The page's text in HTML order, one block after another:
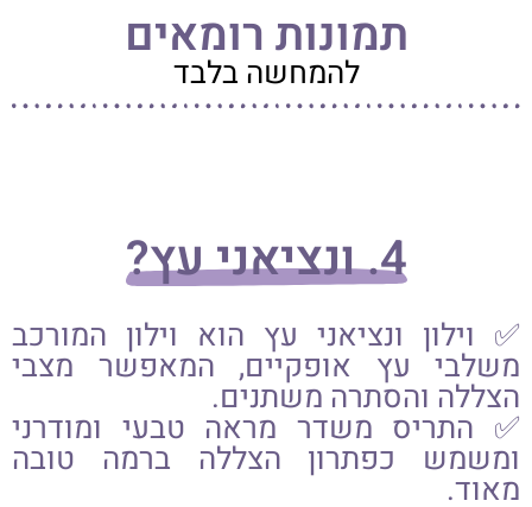
תמונות רומאים
להמחשה בלבד
4. ונציאני עץ?
✅ וילון ונציאני עץ הוא וילון המורכב
משלבי עץ אופקיים, המאפשר מצבי
הצללה והסתרה משתנים.
✅ התריס משדר מראה טבעי ומודרני
ומשמש כפתרון הצללה ברמה טובה
מאוד.